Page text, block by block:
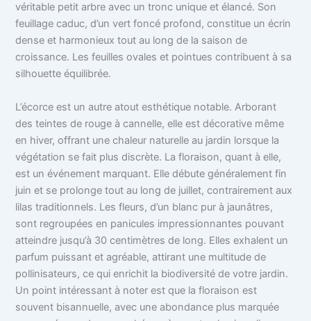
véritable petit arbre avec un tronc unique et élancé. Son
feuillage caduc, d’un vert foncé profond, constitue un écrin
dense et harmonieux tout au long de la saison de
croissance. Les feuilles ovales et pointues contribuent à sa
silhouette équilibrée.
L’écorce est un autre atout esthétique notable. Arborant
des teintes de rouge à cannelle, elle est décorative même
en hiver, offrant une chaleur naturelle au jardin lorsque la
végétation se fait plus discrète. La floraison, quant à elle,
est un événement marquant. Elle débute généralement fin
juin et se prolonge tout au long de juillet, contrairement aux
lilas traditionnels. Les fleurs, d’un blanc pur à jaunâtres,
sont regroupées en panicules impressionnantes pouvant
atteindre jusqu’à 30 centimètres de long. Elles exhalent un
parfum puissant et agréable, attirant une multitude de
pollinisateurs, ce qui enrichit la biodiversité de votre jardin.
Un point intéressant à noter est que la floraison est
souvent bisannuelle, avec une abondance plus marquée